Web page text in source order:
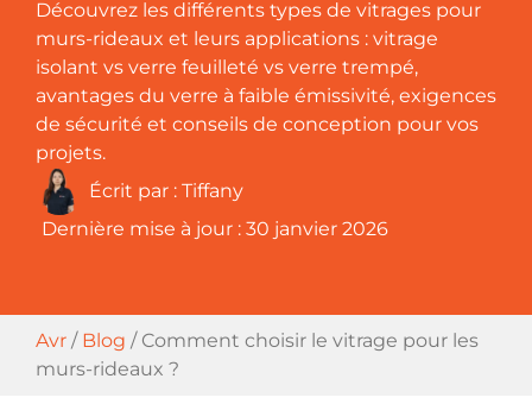
Découvrez les différents types de vitrages pour
murs-rideaux et leurs applications : vitrage
isolant vs verre feuilleté vs verre trempé,
avantages du verre à faible émissivité, exigences
de sécurité et conseils de conception pour vos
projets.
Écrit par : Tiffany
Dernière mise à jour : 30 janvier 2026
Avr / Blog /Comment choisir le vitrage pour les
murs-rideaux ?